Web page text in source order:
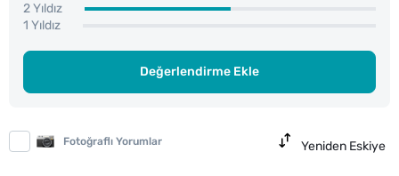
2 Yıldız
1 Yıldız
Değerlendirme Ekle
Fotoğraflı Yorumlar Yeniden Eskiye